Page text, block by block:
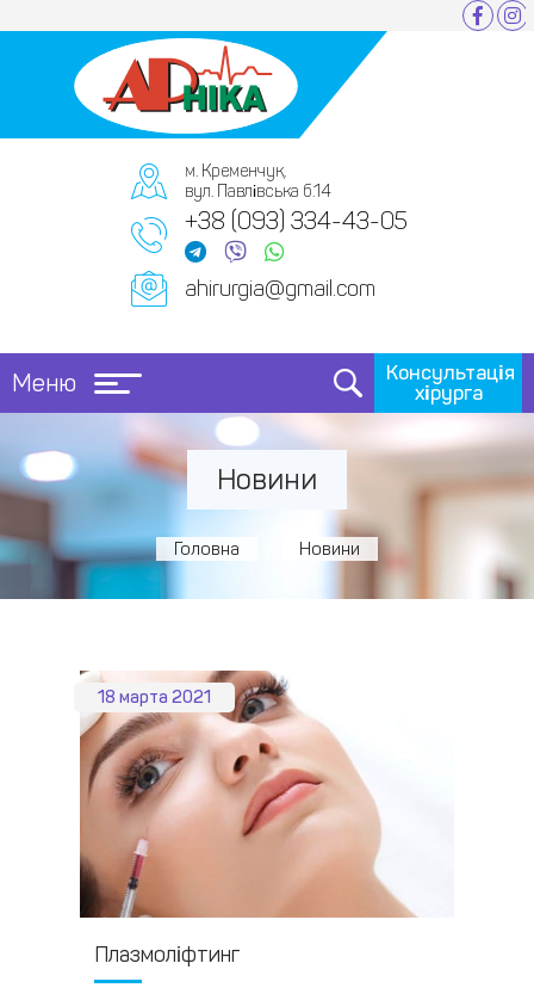
м. Кременчук,
вул. Павлівська б.14
+38 (093) 334-43-05
ahirurgia@gmail.com
Меню
Консультація
хірурга
Новини
Головна Новини
18 марта 2021
Плазмоліфтинг